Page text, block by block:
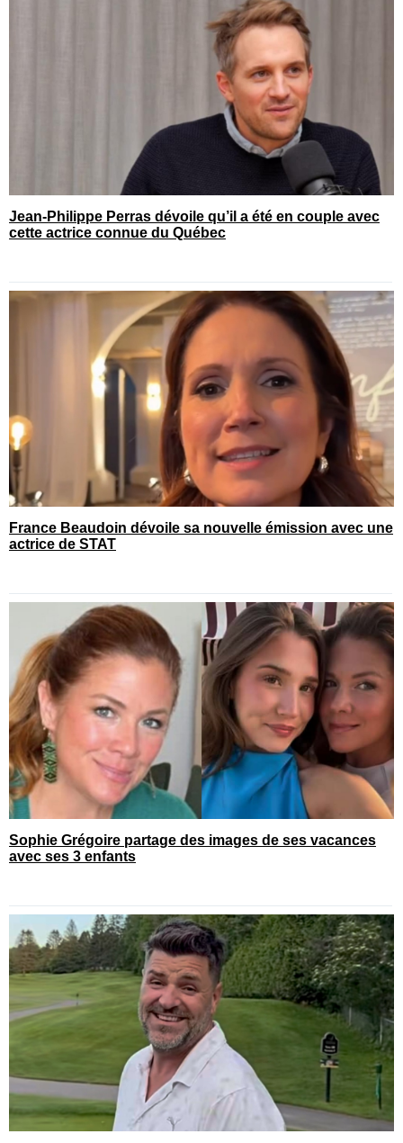
Jean-Philippe Perras dévoile qu’il a été en couple avec
cette actrice connue du Québec
France Beaudoin dévoile sa nouvelle émission avec une
actrice de STAT
Sophie Grégoire partage des images de ses vacances
avec ses 3 enfants